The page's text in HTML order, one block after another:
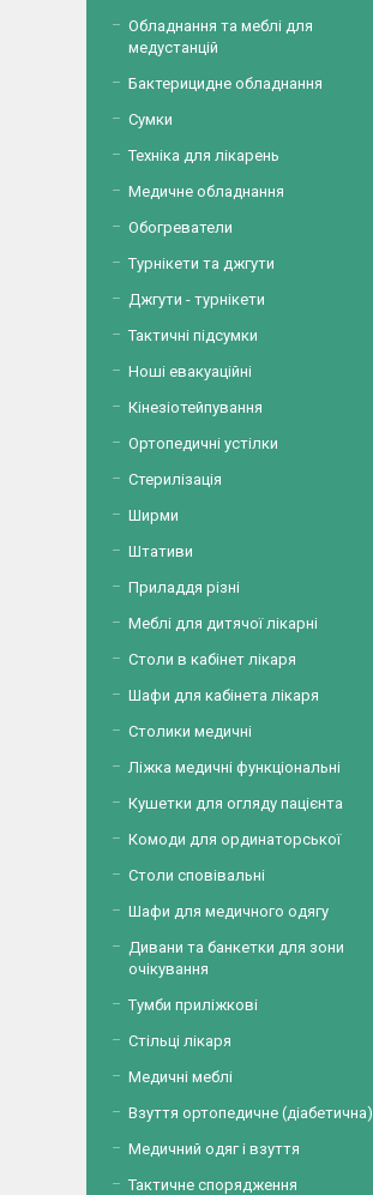
Обладнання та меблі для
медустанцій
Бактерицидне обладнання
Сумки
Техніка для лікарень
Медичне обладнання
Обогреватели
Турнікети та джгути
Джгути - турнікети
Тактичні підсумки
Ноші евакуаційні
Кінезіотейпування
Ортопедичні устілки
Стерилізація
Ширми
Штативи
Приладдя різні
Меблі для дитячої лікарні
Столи в кабінет лікаря
Шафи для кабінета лікаря
Столики медичні
Ліжка медичні функціональні
Кушетки для огляду пацієнта
Комоди для ординаторської
Столи сповівальні
Шафи для медичного одягу
Дивани та банкетки для зони
очікування
Тумби приліжкові
Стільці лікаря
Медичні меблі
Взуття ортопедичне (діабетична)
Медичний одяг і взуття
Тактичне спорядження